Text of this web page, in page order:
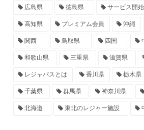
広島県 徳島県 サービス開
高知県 プレミアム会員 沖縄
関西 鳥取県 四国
和歌山県 三重県 滋賀県
レジャパスとは 香川県 栃木県
千葉県 群馬県 神奈川県
北海道 東北のレジャー施設